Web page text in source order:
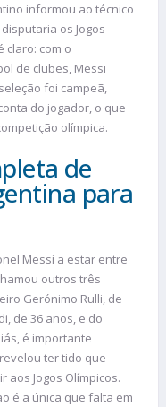
informou ao técnico
os Jogos
claro: com o
de clubes, Messi
foi campeã,
do jogador, o que
olímpica.
de
para
Messi a estar entre
outros três
Gerónimo Rulli, de
de 36 anos, e do
é importante
ter tido que
aos Jogos Olímpicos.
é a única que falta em